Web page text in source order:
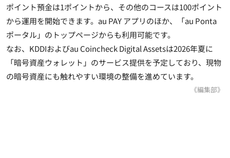
ポイント預金は1ポイントから、その他のコースは100ポイント
から運用を開始できます。au PAY アプリのほか、「au Ponta
ポータル」のトップページからも利用可能です。
なお、KDDIおよびau Coincheck Digital Assetsは2026年夏に
「暗号資産ウォレット」のサービス提供を予定しており、現物
の暗号資産にも触れやすい環境の整備を進めています。
《編集部》